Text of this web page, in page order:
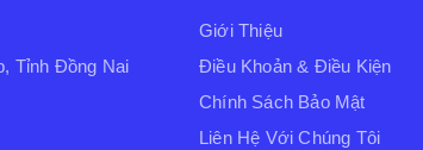
Tỉnh Đồng Nai
Giới Thiệu
Điều Khoản & Điều Kiện
Chính Sách Bảo Mật
Liên Hệ Với Chúng Tôi